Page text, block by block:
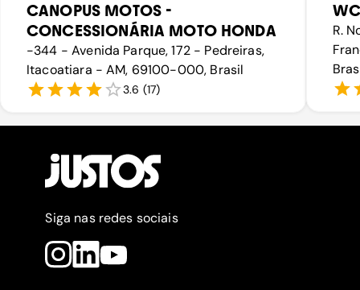
CANOPUS MOTOS -
CONCESSIONÁRIA MOTO HONDA
-344 - Avenida Parque, 172 - Pedreiras,
Itacoatiara - AM, 69100-000, Brasil
3.6 (17)
R.
Siga nas redes sociais